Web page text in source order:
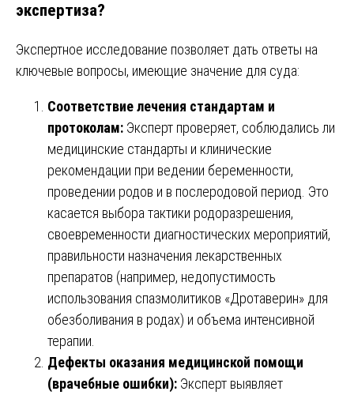
экспертиза?
Экспертное исследование позволяет дать ответы на
ключевые вопросы, имеющие значение для суда:
Соответствие лечения стандартам и
протоколам: Эксперт проверяет, соблюдались ли
медицинские стандарты и клинические
рекомендации при ведении беременности,
проведении родов и в послеродовой период. Это
касается выбора тактики родоразрешения,
своевременности диагностических мероприятий,
правильности назначения лекарственных
препаратов (например, недопустимость
использования спазмолитиков «Дротаверин» для
обезболивания в родах) и объема интенсивной
терапии.
Дефекты оказания медицинской помощи
(врачебные ошибки): Эксперт выявляет